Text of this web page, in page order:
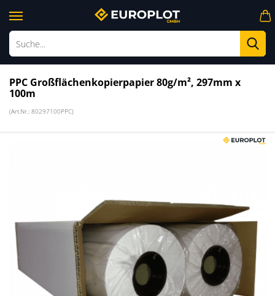
PPC Großflächenkopierpapier 80g/m², 297mm x
100m
(Art.Nr.: 80297100PPC)